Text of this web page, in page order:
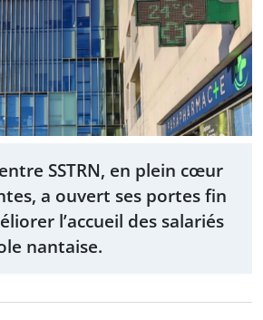
SSTRN, en plein cœur
a ouvert ses portes fin
l’accueil des salariés
nantaise.